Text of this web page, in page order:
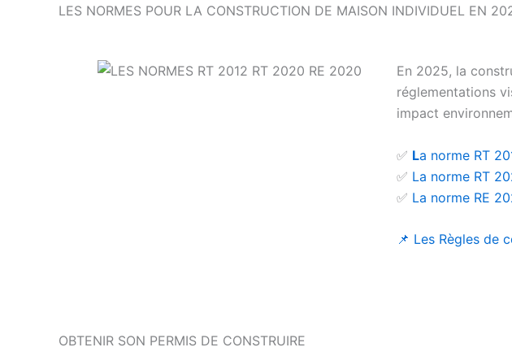
LES NORMES POUR LA CONSTRUCTION DE MAISON INDIVIDUEL EN
En 2025, la
réglementations
impact
✅ La norme RT
✅ La norme RT
✅ La norme RE
📌 Les Règles de
OBTENIR SON PERMIS DE CONSTRUIRE